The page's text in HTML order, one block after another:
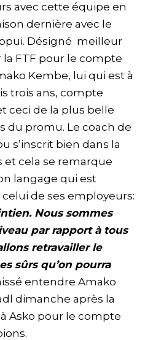
avec cette équipe en
dernière avec le
Désigné meilleur
FTF pour le compte
Kembe, lui qui est à
trois ans, compte
ceci de la plus belle
du promu. Le coach de
s’inscrit bien dans la
et cela se remarque
langage qui est
de ses employeurs:
Nous sommes
par rapport à tous
retravailler le
sûrs qu’on pourra
entendre Amako
dimanche après la
Asko pour le compte